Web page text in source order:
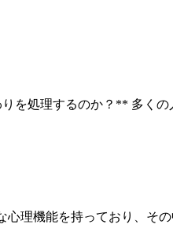
を処理するのか？** 多く
理機能を持っており、そ